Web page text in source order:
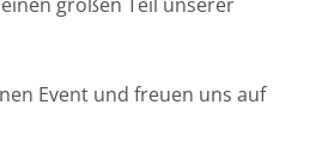
Event und freuen uns auf